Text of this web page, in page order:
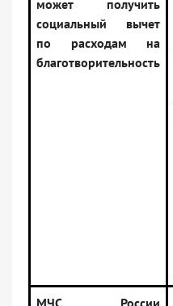
может получить
социальный вычет
по расходам на
благотворительность